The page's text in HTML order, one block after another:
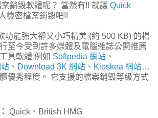
銷毀軟體呢？ 當然有!! 就讓 Quick
機密檔案銷毀吧!!
功能強大卻又小巧精美 (約 500 KB) 的檔
至今受到許多媒體及電腦雜誌公開推薦
具軟體 例如 Softpedia 網站 、
、 Download 3K 網站 、 Kioskea 網站…
優秀程度。 它支援的檔案銷毀等級方式
Quick、British HMG